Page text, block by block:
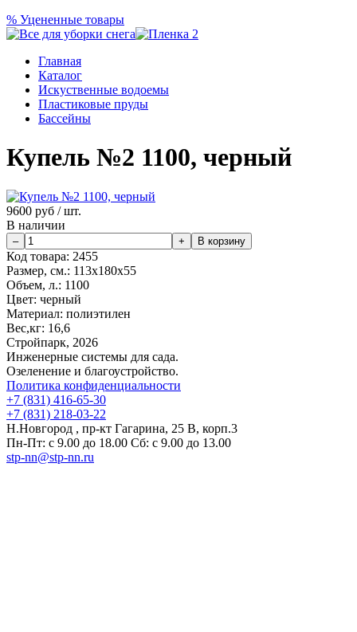
% Уцененные товары
Главная
Каталог
Искуственные водоемы
Пластиковые пруды
Бассейны
Купель №2 1100, черный
9600 руб / шт.
В наличии
Код товара: 2455
Размер, см.: 113х180х55
Объем, л.: 1100
Цвет: черный
Материал: полиэтилен
Вес,кг: 16,6
Стройпарк, 2026
Инженерные системы для сада.
Озеленение и благоустройство.
Политика конфиденциальности
+7 (831) 416-65-30
+7 (831) 218-03-22
Н.Новгород , пр-кт Гагарина, 25 В, корп.3
Пн-Пт: с 9.00 до 18.00 Сб: с 9.00 до 13.00
stp-nn@stp-nn.ru